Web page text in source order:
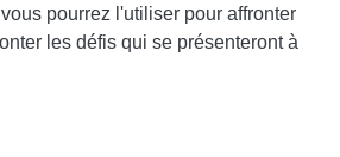
pourrez l'utiliser pour affronter
les défis qui se présenteront à